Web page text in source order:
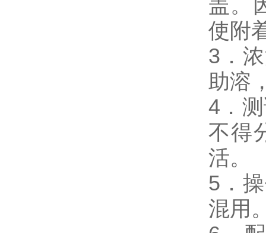
盖。
使附
3．
助溶
4．
不得
活。
5．
混用